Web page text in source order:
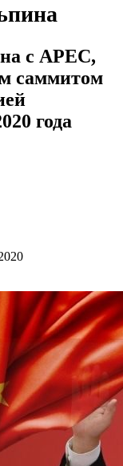
с APEC,
саммитом
года